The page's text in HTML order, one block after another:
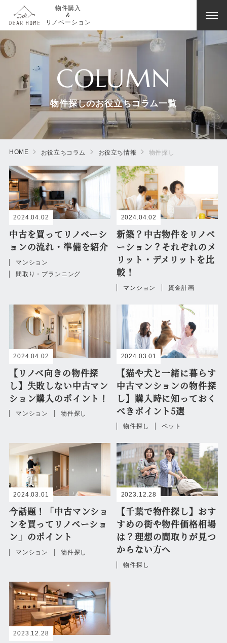
物件購入
&
リノベーション
COLUMN
物件探しのお役立ちコラム一覧
HOME お役立ちコラム お役立ち情報 物件探し
2024.04.02
中古を買ってリノベーシ
ョンの流れ・準備を紹介
マンション
間取り・プランニング
2024.04.02
新築？中古物件をリノベ
ーション？それぞれのメ
リット・デメリットを比
較！
マンション 資金計画
2024.04.02
【リノベ向きの物件探
し】失敗しない中古マン
ション購入のポイント！
マンション 物件探し
2024.03.01
【猫や犬と一緒に暮らす
中古マンションの物件探
し】購入時に知っておく
べきポイント5選
物件探し ペット
2024.03.01
今話題！「中古マンショ
ンを買ってリノベーショ
ン」のポイント
マンション 物件探し
2023.12.28
【千葉で物件探し】おす
すめの街や物件価格相場
は？理想の間取りが見つ
からない方へ
物件探し
2023.12.28